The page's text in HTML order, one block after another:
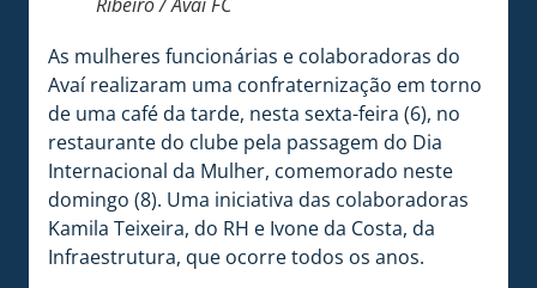
As mulheres funcionárias e colaboradoras do
Avaí realizaram uma confraternização em torno
de uma café da tarde, nesta sexta-feira (6), no
restaurante do clube pela passagem do Dia
Internacional da Mulher, comemorado neste
domingo (8). Uma iniciativa das colaboradoras
Kamila Teixeira, do RH e Ivone da Costa, da
Infraestrutura, que ocorre todos os anos.